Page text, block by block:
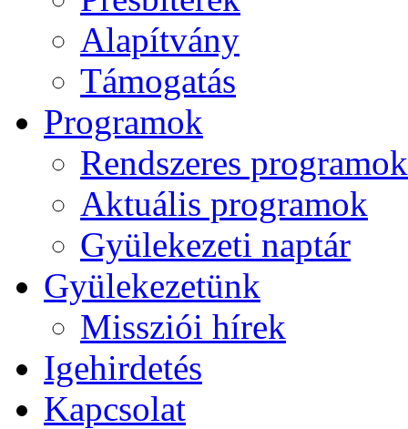
Alapítvány
Támogatás
Programok
Rendszeres programok
Aktuális programok
Gyülekezeti naptár
Gyülekezetünk
Missziói hírek
Igehirdetés
Kapcsolat